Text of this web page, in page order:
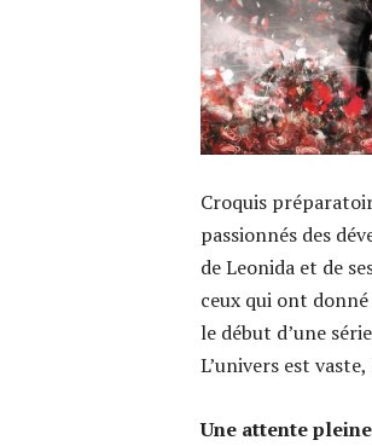
Croquis
passionnés des
de Leonida et de
ceux qui ont
le début d’une
L’univers est
Une attente